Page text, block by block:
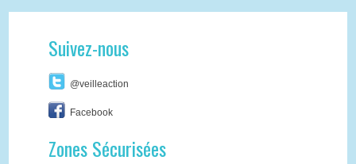
Suivez-nous
@veilleaction
Facebook
Zones Sécurisées